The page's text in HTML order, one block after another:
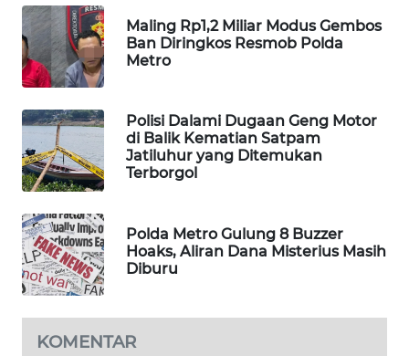
Maling Rp1,2 Miliar Modus Gembos
Ban Diringkos Resmob Polda
Metro
Polisi Dalami Dugaan Geng Motor
di Balik Kematian Satpam
Jatiluhur yang Ditemukan
Terborgol
Polda Metro Gulung 8 Buzzer
Hoaks, Aliran Dana Misterius Masih
Diburu
KOMENTAR
SPORT
WAHANA
UMKM
WAHANA
SELEB
WAHANA
PERSONA
WAHANA
OTOMOTIF
HEALTH